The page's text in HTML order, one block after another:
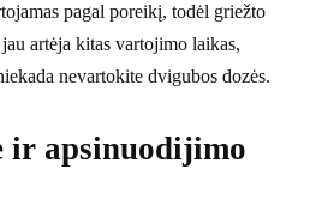
pagal poreikį, todėl griežto
artėja kitas vartojimo laikas,
nevartokite dvigubos dozės.
ir apsinuodijimo